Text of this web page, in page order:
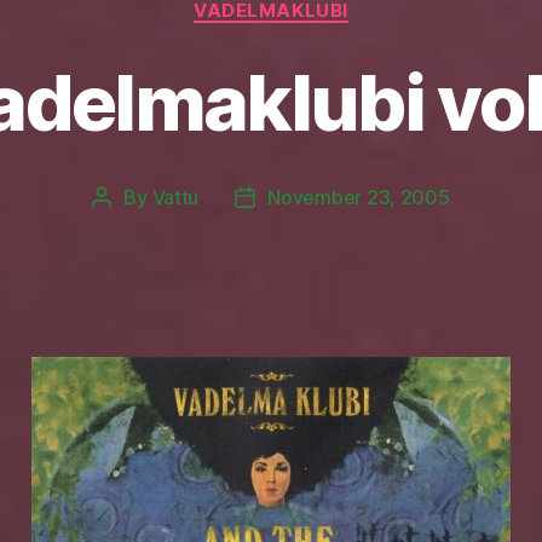
VADELMAKLUBI
Post
By Vattu
PostNovember 23, 2005